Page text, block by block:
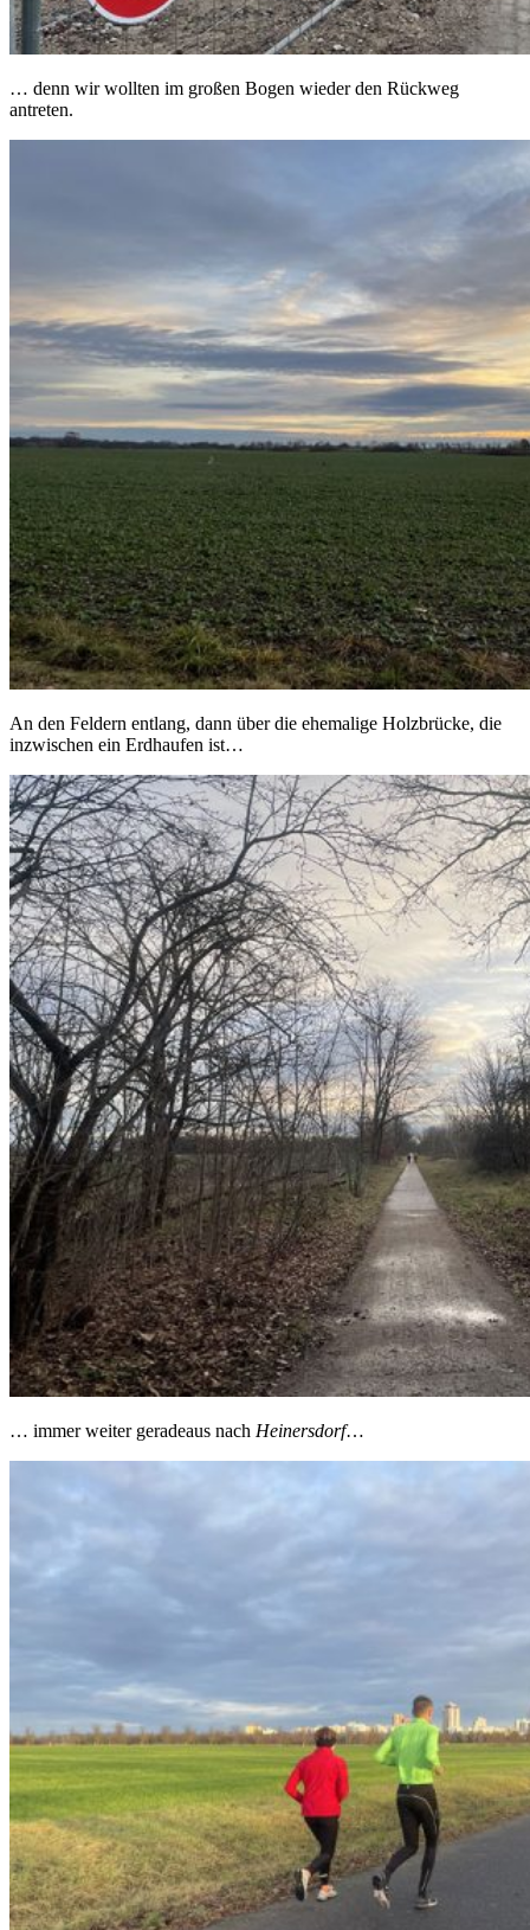
… denn wir wollten im großen Bogen wieder den Rückweg
antreten.
An den Feldern entlang, dann über die ehemalige Holzbrücke, die
inzwischen ein Erdhaufen ist…
… immer weiter geradeaus nach Heinersdorf…